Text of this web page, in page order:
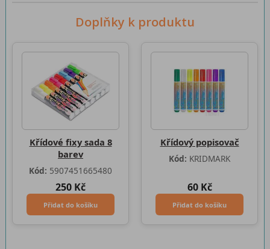
Doplňky k produktu
Křídové fixy sada 8
barev
Kód: 5907451665480
250 Kč
Přidat do košíku
Křídový popisovač
Kód: KRIDMARK
60 Kč
Přidat do košíku